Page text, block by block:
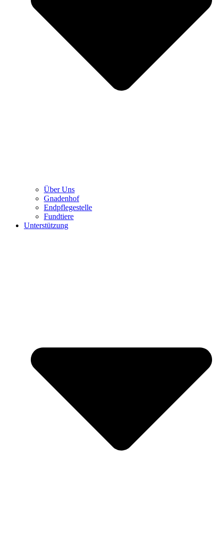
Über Uns
Gnadenhof
Endpflegestelle
Fundtiere
Unterstützung